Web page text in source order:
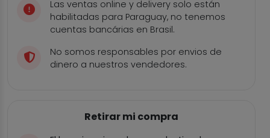
Las ventas online y delivery solo están
habilitadas para Paraguay, no tenemos
cuentas bancárias en Brasil.
No somos responsables por envios de
dinero a nuestros vendedores.
Retirar mi compra